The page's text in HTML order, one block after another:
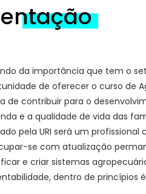
da importância que tem o
de oferecer o curso de
de contribuir para o
e a qualidade de vida das
pela URI será um
se com atualização
e criar sistemas
dentro de princípios